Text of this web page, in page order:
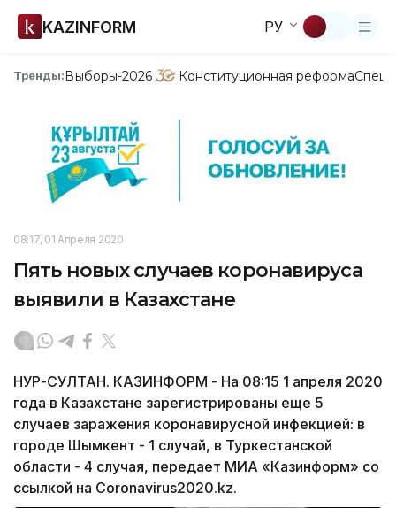
KAZINFORM РУ
Тренды:Выборы-2026 Конституционная реформа
08:17, 01 Апреля 2020
Пять новых случаев коронавируса
выявили в Казахстане
НУР-СУЛТАН. КАЗИНФОРМ - На 08:15 1 апреля 2020
года в Казахстане зарегистрированы еще 5
случаев заражения коронавирусной инфекцией: в
городе Шымкент - 1 случай, в Туркестанской
области - 4 случая, передает МИА «Казинформ» со
ссылкой на Сoronavirus2020.kz.